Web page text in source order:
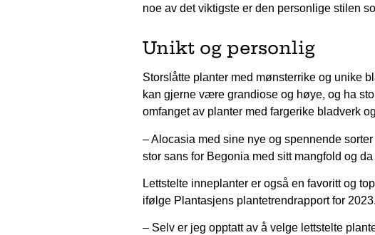
noe av det viktigste er den personlige stilen
Unikt og personlig
Storslåtte planter med mønsterrike og unike
kan gjerne være grandiose og høye, og ha
omfanget av planter med fargerike bladverk
– Alocasia med sine nye og spennende
stor sans for Begonia med sitt mangfold og
Lettstelte inneplanter er også en favoritt og
ifølge Plantasjens plantetrendrapport for 2023.
– Selv er jeg opptatt av å velge lettstelte